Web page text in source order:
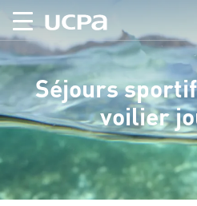
Séjours
voilier